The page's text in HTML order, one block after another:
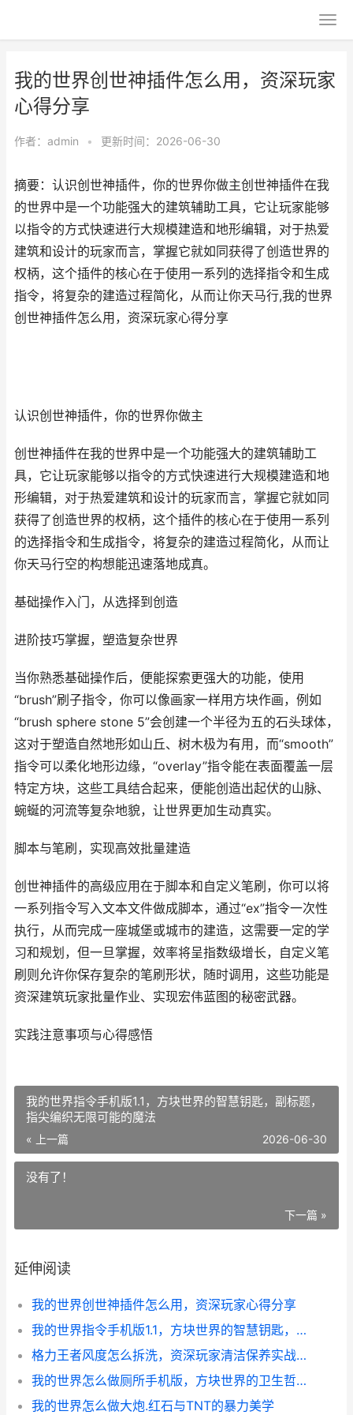
我的世界创世神插件怎么用，资深玩家
心得分享
作者： admin • 更新时间：2026-06-30
摘要：认识创世神插件，你的世界你做主创世神插件在我
的世界中是一个功能强大的建筑辅助工具，它让玩家能够
以指令的方式快速进行大规模建造和地形编辑，对于热爱
建筑和设计的玩家而言，掌握它就如同获得了创造世界的
权柄，这个插件的核心在于使用一系列的选择指令和生成
指令，将复杂的建造过程简化，从而让你天马行,我的世界
创世神插件怎么用，资深玩家心得分享
认识创世神插件，你的世界你做主
创世神插件在我的世界中是一个功能强大的建筑辅助工
具，它让玩家能够以指令的方式快速进行大规模建造和地
形编辑，对于热爱建筑和设计的玩家而言，掌握它就如同
获得了创造世界的权柄，这个插件的核心在于使用一系列
的选择指令和生成指令，将复杂的建造过程简化，从而让
你天马行空的构想能迅速落地成真。
基础操作入门，从选择到创造
进阶技巧掌握，塑造复杂世界
当你熟悉基础操作后，便能探索更强大的功能，使用
“brush”刷子指令，你可以像画家一样用方块作画，例如
“brush sphere stone 5”会创建一个半径为五的石头球体，
这对于塑造自然地形如山丘、树木极为有用，而“smooth”
指令可以柔化地形边缘，“overlay”指令能在表面覆盖一层
特定方块，这些工具结合起来，便能创造出起伏的山脉、
蜿蜒的河流等复杂地貌，让世界更加生动真实。
脚本与笔刷，实现高效批量建造
创世神插件的高级应用在于脚本和自定义笔刷，你可以将
一系列指令写入文本文件做成脚本，通过“ex”指令一次性
执行，从而完成一座城堡或城市的建造，这需要一定的学
习和规划，但一旦掌握，效率将呈指数级增长，自定义笔
刷则允许你保存复杂的笔刷形状，随时调用，这些功能是
资深建筑玩家批量作业、实现宏伟蓝图的秘密武器。
实践注意事项与心得感悟
我的世界指令手机版1.1，方块世界的智慧钥匙，副标题，
指尖编织无限可能的魔法
« 上一篇 2026-06-30
没有了！
下一篇 »
延伸阅读
我的世界创世神插件怎么用，资深玩家心得分享
我的世界指令手机版1.1，方块世界的智慧钥匙，副标题，指尖编织无限可能的魔法
格力王者风度怎么拆洗，资深玩家清洁保养实战指南
我的世界怎么做厕所手机版，方块世界的卫生哲学
我的世界怎么做大炮.红石与TNT的暴力美学